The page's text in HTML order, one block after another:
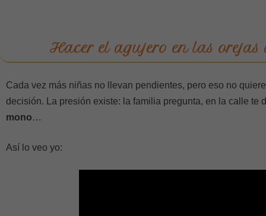
Hacer el agujero en las
Cada vez más niñas no llevan pendientes, pero eso no
decisión. La presión existe: la familia pregunta, en la calle te
mono…
Así lo veo yo: